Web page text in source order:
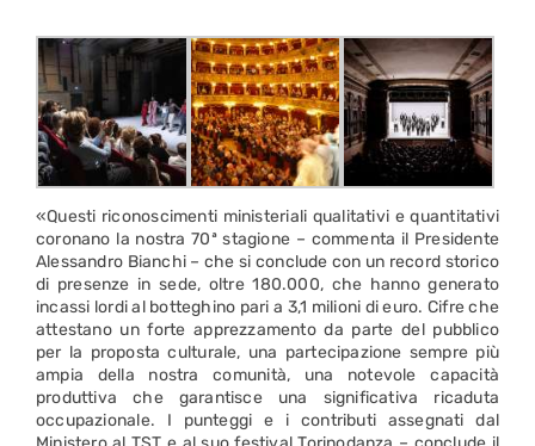
«Questi riconoscimenti ministeriali qualitativi e quantitativi
coronano la nostra 70ª stagione – commenta il Presidente
Alessandro Bianchi – che si conclude con un record storico
di presenze in sede, oltre 180.000, che hanno generato
incassi lordi al botteghino pari a 3,1 milioni di euro. Cifre che
attestano un forte apprezzamento da parte del pubblico
per la proposta culturale, una partecipazione sempre più
ampia della nostra comunità, una notevole capacità
produttiva che garantisce una significativa ricaduta
occupazionale. I punteggi e i contributi assegnati dal